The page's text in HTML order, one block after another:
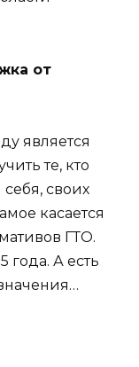
от
является
те, кто
своих
касается
ГТО.
года. А есть